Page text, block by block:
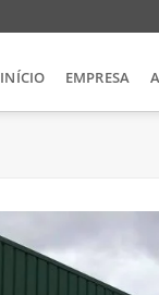
INÍCIO EMPRESA